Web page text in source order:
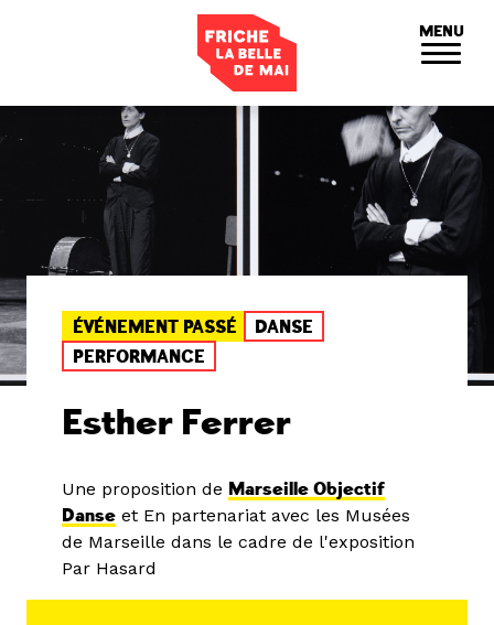
MENU
ÉVÉNEMENT PASSÉ
DANSE
PERFORMANCE
Esther Ferrer
Une proposition de Marseille Objectif
Danse et En partenariat avec les Musées
de Marseille dans le cadre de l'exposition
Par Hasard
Panneau de gestion des cookies